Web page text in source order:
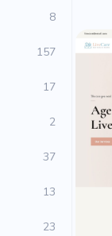
8
157
17
2
37
13
23